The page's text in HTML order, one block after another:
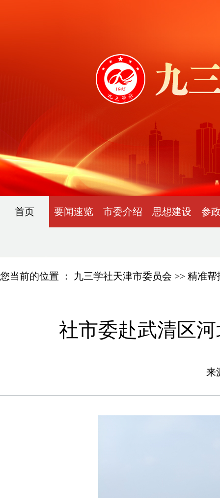
首页 要闻速览 市委介绍 思想建设 参
您当前的位置 ： 九三学社天津市委员会 >> 精准帮
社市委赴武清区